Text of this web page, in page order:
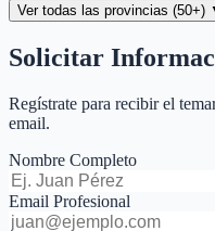
Ver todas las provincias (50+)
Solicitar
Regístrate para recibir el
email.
Nombre Completo
Email Profesional